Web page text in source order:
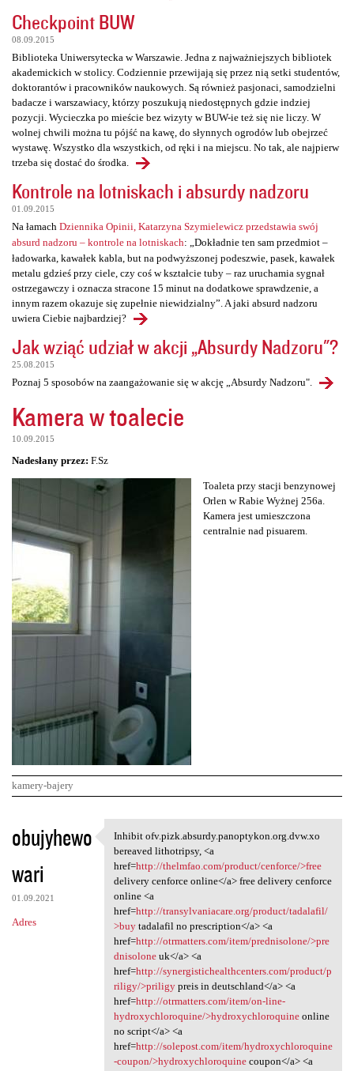
Checkpoint BUW
08.09.2015
Biblioteka Uniwersytecka w Warszawie. Jedna z najważniejszych bibliotek
akademickich w stolicy. Codziennie przewijają się przez nią setki studentów,
doktorantów i pracowników naukowych. Są również pasjonaci, samodzielni
badacze i warszawiacy, którzy poszukują niedostępnych gdzie indziej
pozycji. Wycieczka po mieście bez wizyty w BUW-ie też się nie liczy. W
wolnej chwili można tu pójść na kawę, do słynnych ogrodów lub obejrzeć
wystawę. Wszystko dla wszystkich, od ręki i na miejscu. No tak, ale najpierw
trzeba się dostać do środka.
Kontrole na lotniskach i absurdy nadzoru
01.09.2015
Na łamach Dziennika Opinii, Katarzyna Szymielewicz przedstawia swój
absurd nadzoru – kontrole na lotniskach: „Dokładnie ten sam przedmiot –
ładowarka, kawałek kabla, but na podwyższonej podeszwie, pasek, kawałek
metalu gdzieś przy ciele, czy coś w kształcie tuby – raz uruchamia sygnał
ostrzegawczy i oznacza stracone 15 minut na dodatkowe sprawdzenie, a
innym razem okazuje się zupełnie niewidzialny”. A jaki absurd nadzoru
uwiera Ciebie najbardziej?
Jak wziąć udział w akcji „Absurdy Nadzoru"?
25.08.2015
Poznaj 5 sposobów na zaangażowanie się w akcję „Absurdy Nadzoru".
Kamera w toalecie
10.09.2015
Nadesłany przez: F.Sz
Toaleta przy stacji benzynowej
Orlen w Rabie Wyżnej 256a.
Kamera jest umieszczona
centralnie nad pisuarem.
kamery-bajery
K
o
m
e
n
obujyhewo
wari
01.09.2021
Adres
Inhibit ofv.pizk.absurdy
Inhibit ofv.pizk.absurdy.panoptykon.org.dvw.xo
bereaved lithotripsy, <a
href=http://thelmfao.com/product/cenforce/>free
delivery cenforce online</a> free delivery cenforce
online <a
href=http://transylvaniacare.org/product/tadalafil/
>buytadalafil no prescription</a> <a
href=http://otrmatters.com/item/prednisolone/>pre
dnisoloneuk</a> <a
href=http://synergistichealthcenters.com/product/p
riligy/>priligypreis in deutschland</a> <a
href=http://otrmatters.com/item/on-line-
hydroxychloroquine/>hydroxychloroquineonline
no script</a> <a
href=http://solepost.com/item/hydroxychloroquine
-coupon/>hydroxychloroquinecoupon</a> <a